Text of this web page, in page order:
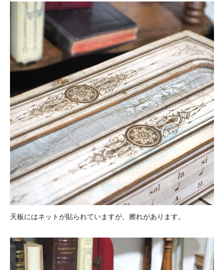
天板にはネットが貼られていますが、擦れがあります。